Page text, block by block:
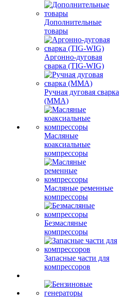
Дополнительные
товары
Аргонно-дуговая
сварка (TIG-WIG)
Ручная дуговая сварка
(MMA)
Масляные
коаксиальные
компрессоры
Масляные ременные
компрессоры
Безмасляные
компрессоры
Запасные части для
компрессоров